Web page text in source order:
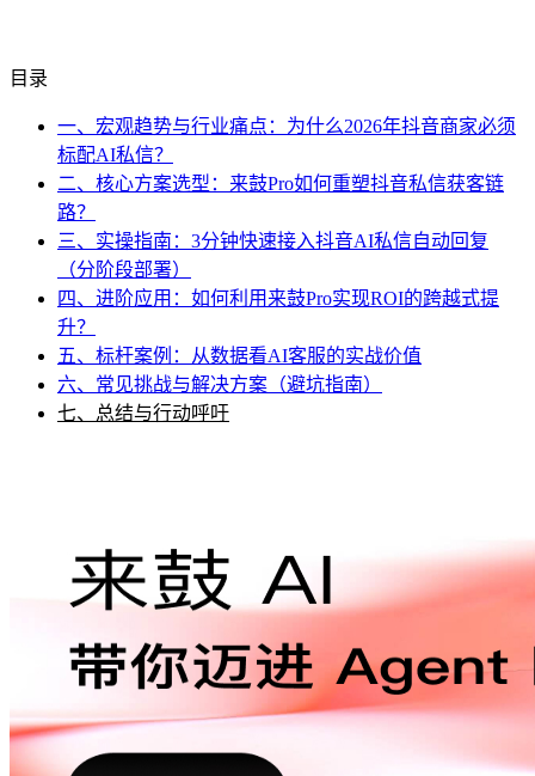
目录
一、宏观趋势与行业痛点：为什么2026年抖音商家必须
标配AI私信？
二、核心方案选型：来鼓Pro如何重塑抖音私信获客链
路？
三、实操指南：3分钟快速接入抖音AI私信自动回复
（分阶段部署）
四、进阶应用：如何利用来鼓Pro实现ROI的跨越式提
升？
五、标杆案例：从数据看AI客服的实战价值
六、常见挑战与解决方案（避坑指南）
七、总结与行动呼吁